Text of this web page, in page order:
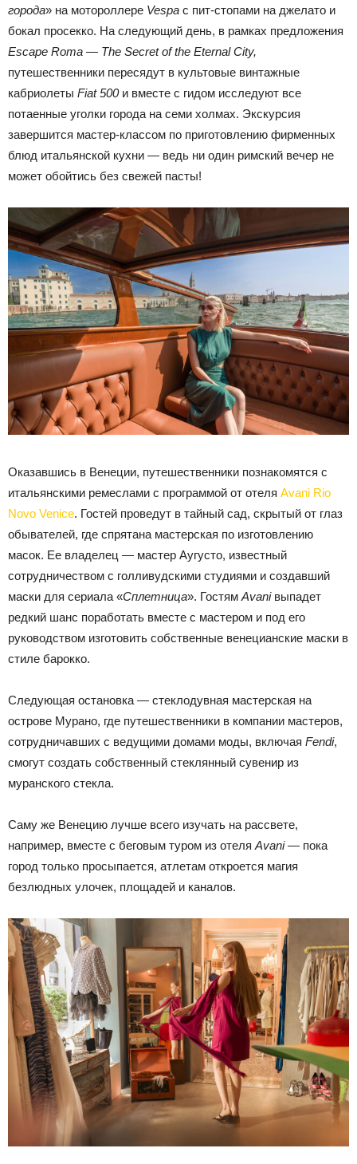
города» на мотороллере Vespa с пит-стопами на джелато и
бокал просекко. На следующий день, в рамках предложения
Escape Roma — The Secret of the Eternal City,
путешественники пересядут в культовые винтажные
кабриолеты Fiat 500и вместе с гидом исследуют все
потаенные уголки города на семи холмах. Экскурсия
завершится мастер-классом по приготовлению фирменных
блюд итальянской кухни — ведь ни один римский вечер не
может обойтись без свежей пасты!
Оказавшись в Венеции, путешественники познакомятся с
итальянскими ремеслами с программой от отеля Avani Rio
Novo Venice. Гостей проведут в тайный сад, скрытый от глаз
обывателей, где спрятана мастерская по изготовлению
масок. Ее владелец — мастер Аугусто, известный
сотрудничеством с голливудскими студиями и создавший
маски для сериала «Сплетница». Гостям Avaniвыпадет
редкий шанс поработать вместе с мастером и под его
руководством изготовить собственные венецианские маски в
стиле барокко.
Следующая остановка — стеклодувная мастерская на
острове Мурано, где путешественники в компании мастеров,
сотрудничавших с ведущими домами моды, включая Fendi,
смогут создать собственный стеклянный сувенир из
муранского стекла.
Саму же Венецию лучше всего изучать на рассвете,
например, вместе с беговым туром из отеля Avani— пока
город только просыпается, атлетам откроется магия
безлюдных улочек, площадей и каналов.